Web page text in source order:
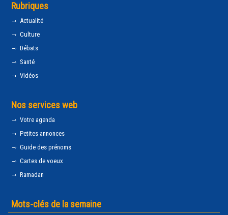
Rubriques
Actualité
Culture
Débats
Santé
Vidéos
Nos services web
Votre agenda
Petites annonces
Guide des prénoms
Cartes de voeux
Ramadan
Mots-clés de la semaine